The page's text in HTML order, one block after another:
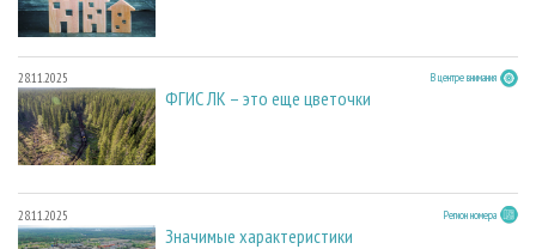
28.11.2025 В центре внимания
ФГИС ЛК – это еще цветочки
28.11.2025 Регион номера
Значимые характеристики